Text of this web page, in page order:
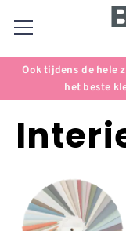
Ook tijdens de hele
het beste